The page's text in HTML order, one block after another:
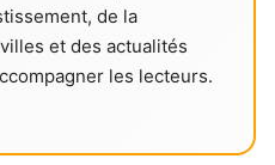
de la
et des actualités
les lecteurs.